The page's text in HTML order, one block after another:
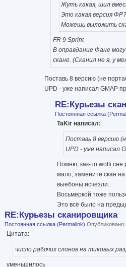
Жуть какая, шил
Это какая версия ФР?
Можешь выложить
FR 9 Sprint
В оправдание Фане
скане. (Сканил не я, у
Поставь 8 версию (не
UPD - уже написал GMAP
RE:Курьезы
Постоянная ссылка
TaKir написал:
Поставь 8 версию
UPD - уже написал
Помню, как-то wotti
мало, замените скан
выебоны исчезли.
Восьмеркой тоже
Это всё было на
RE:Курьезы сканировщика
Постоянная ссылка (Permalink) Опубликовано
Цитата:
число рабочих слонов на тиковых
уменьшилось